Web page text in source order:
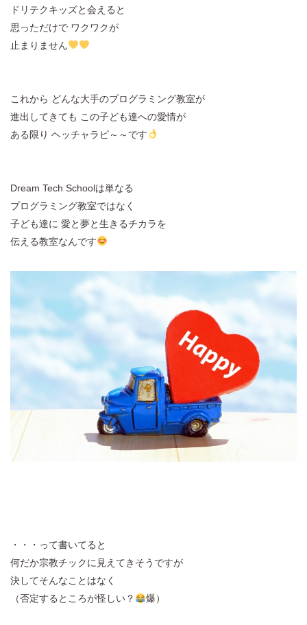
ドリテクキッズと会えると
思っただけで ワクワクが
止まりません
これから どんな大手のプログラミング教室が
進出してきても この子ども達への愛情が
ある限り ヘッチャラピ～～です
Dream Tech Schoolは単なる
プログラミング教室ではなく
子ども達に 愛と夢と生きるチカラを
伝える教室なんです
・・・って書いてると
何だか宗教チックに見えてきそうですが
決してそんなことはなく
（否定するところが怪しい？
爆）